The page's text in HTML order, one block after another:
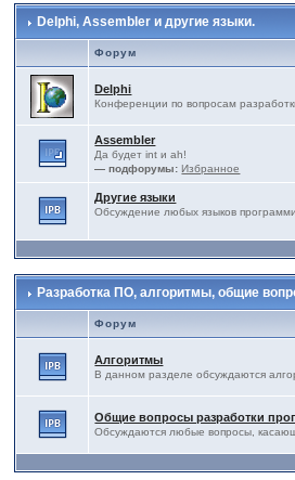
Delphi, Assembler и другие языки.
Форум
Delphi
Конференции по вопросам
Assembler
Да будет int и ah!
— подфорумы: Избранное
Другие языки
Обсуждение любых языков
Разработка ПО, алгоритмы, общие
Форум
Алгоритмы
В данном разделе обсуждаются
Общие вопросы разработки
Обсуждаются любые вопросы,